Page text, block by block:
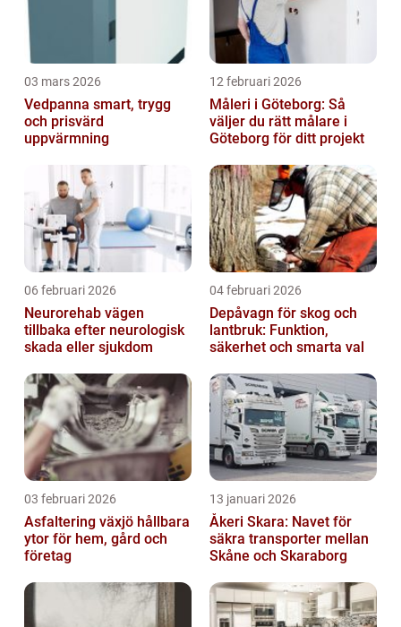
03 mars 2026
Vedpanna smart, trygg
och prisvärd
uppvärmning
12 februari 2026
Måleri i Göteborg: Så
väljer du rätt målare i
Göteborg för ditt projekt
06 februari 2026
Neurorehab vägen
tillbaka efter neurologisk
skada eller sjukdom
04 februari 2026
Depåvagn för skog och
lantbruk: Funktion,
säkerhet och smarta val
03 februari 2026
Asfaltering växjö hållbara
ytor för hem, gård och
företag
13 januari 2026
Åkeri Skara: Navet för
säkra transporter mellan
Skåne och Skaraborg